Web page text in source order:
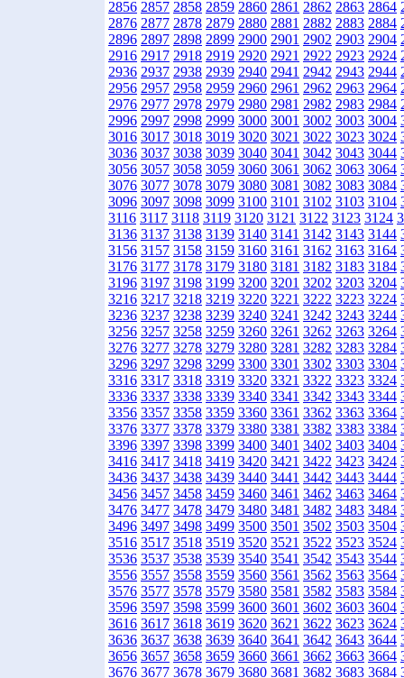
2856 2857 2858 2859 2860 2861 2862 2863 2864
2876 2877 2878 2879 2880 2881 2882 2883 2884
2896 2897 2898 2899 2900 2901 2902 2903 2904
2916 2917 2918 2919 2920 2921 2922 2923 2924
2936 2937 2938 2939 2940 2941 2942 2943 2944
2956 2957 2958 2959 2960 2961 2962 2963 2964
2976 2977 2978 2979 2980 2981 2982 2983 2984
2996 2997 2998 2999 3000 3001 3002 3003 3004
3016 3017 3018 3019 3020 3021 3022 3023 3024
3036 3037 3038 3039 3040 3041 3042 3043 3044
3056 3057 3058 3059 3060 3061 3062 3063 3064
3076 3077 3078 3079 3080 3081 3082 3083 3084
3096 3097 3098 3099 3100 3101 3102 3103 3104
3116 3117 3118 3119 3120 3121 3122 3123 3124
3136 3137 3138 3139 3140 3141 3142 3143 3144
3156 3157 3158 3159 3160 3161 3162 3163 3164
3176 3177 3178 3179 3180 3181 3182 3183 3184
3196 3197 3198 3199 3200 3201 3202 3203 3204
3216 3217 3218 3219 3220 3221 3222 3223 3224
3236 3237 3238 3239 3240 3241 3242 3243 3244
3256 3257 3258 3259 3260 3261 3262 3263 3264
3276 3277 3278 3279 3280 3281 3282 3283 3284
3296 3297 3298 3299 3300 3301 3302 3303 3304
3316 3317 3318 3319 3320 3321 3322 3323 3324
3336 3337 3338 3339 3340 3341 3342 3343 3344
3356 3357 3358 3359 3360 3361 3362 3363 3364
3376 3377 3378 3379 3380 3381 3382 3383 3384
3396 3397 3398 3399 3400 3401 3402 3403 3404
3416 3417 3418 3419 3420 3421 3422 3423 3424
3436 3437 3438 3439 3440 3441 3442 3443 3444
3456 3457 3458 3459 3460 3461 3462 3463 3464
3476 3477 3478 3479 3480 3481 3482 3483 3484
3496 3497 3498 3499 3500 3501 3502 3503 3504
3516 3517 3518 3519 3520 3521 3522 3523 3524
3536 3537 3538 3539 3540 3541 3542 3543 3544
3556 3557 3558 3559 3560 3561 3562 3563 3564
3576 3577 3578 3579 3580 3581 3582 3583 3584
3596 3597 3598 3599 3600 3601 3602 3603 3604
3616 3617 3618 3619 3620 3621 3622 3623 3624
3636 3637 3638 3639 3640 3641 3642 3643 3644
3656 3657 3658 3659 3660 3661 3662 3663 3664
3676 3677 3678 3679 3680 3681 3682 3683 3684